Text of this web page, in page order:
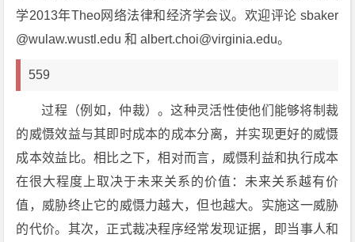
学2013年Theo网络法律和经济学会议。欢迎评论 sbaker
@wulaw.wustl.edu 和 albert.choi@virginia.edu。
559
过程（例如，仲裁）。这种灵活性使他们能够将制裁
的威慑效益与其即时成本的成本分离，并实现更好的威慑
成本效益比。相比之下，相对而言，威慑利益和执行成本
在很大程度上取决于未来关系的价值：未来关系越有价
值，威胁终止它的威慑力越大，但也越大。实施这一威胁
的代价。其次，正式裁决程序经常发现证据，即当事人和